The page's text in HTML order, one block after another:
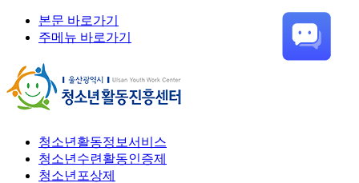
본문 바로가기
주메뉴 바로가기
청소년활동정보서비스
청소년수련활동인증제
청소년포상제